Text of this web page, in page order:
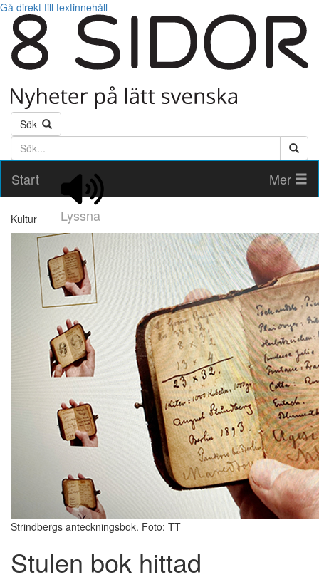
Gå direkt till textinnehåll
Sök
Söktext
Start
Lyssna
Mer
Kultur
Strindbergs anteckningsbok. Foto: TT
Stulen bok hittad